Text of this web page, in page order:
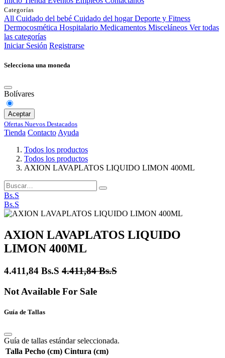
Categorías
All Cuidado del bebé Cuidado del hogar Deporte y Fitness
Dermocosmética Hospitalario Medicamentos Misceláneos Ver todas
las categorías
Iniciar Sesión Registrarse
Selecciona una moneda
Bolívares
Aceptar
Ofertas Nuevos Destacados
Tienda Contacto Ayuda
Todos los productos
Todos los productos
AXION LAVAPLATOS LIQUIDO LIMON 400ML
Bs.S
Bs.S
AXION LAVAPLATOS LIQUIDO
LIMON 400ML
4.411,84 Bs.S 4.411,84Bs.S
Not Available For Sale
Guía de Tallas
Guía de tallas estándar seleccionada.
Talla Pecho (cm) Cintura (cm)